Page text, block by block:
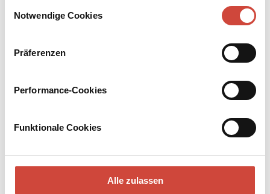
Notwendige Cookies
Präferenzen
Performance-Cookies
Funktionale Cookies
Alle zulassen
Weltbestseller. Er lebt mit seiner Familie in Rottendorf bei